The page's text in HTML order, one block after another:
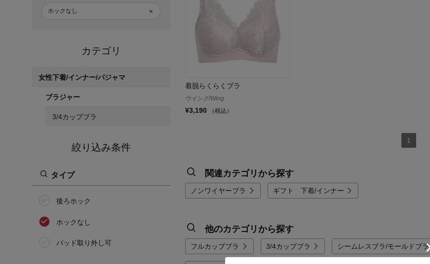
ホックなし
カテゴリ
女性下着/インナー/パジャマ
ブラジャー
3/4カップブラ
絞り込み条件
タイプ
後ろホック
ホックなし
パッド取り外し可
着脱らくらくブラ
ウイング/Wing
¥3,190 （税込）
1
関連カテゴリから探す
ノンワイヤーブラ ギフト 下着/インナー
他のカテゴリから探す
フルカップブラ 3/4カップブラ シームレスブラ/モールドブラ